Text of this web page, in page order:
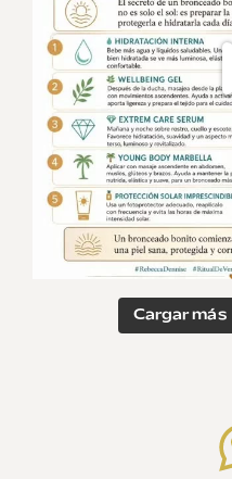
Cargar más